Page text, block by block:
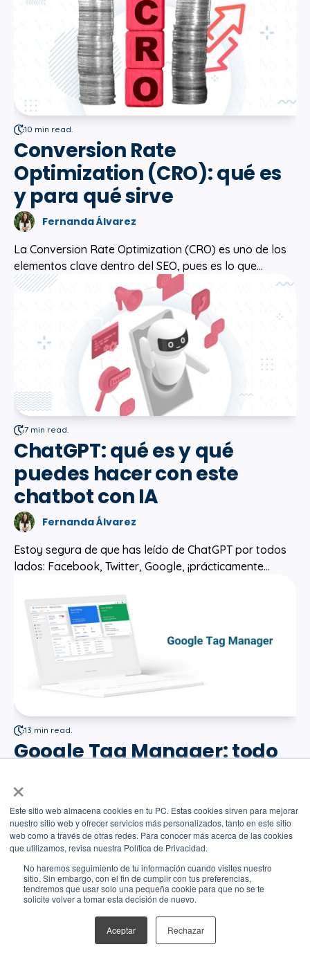
×
Este sitio web almacena cookies en tu PC. Estas cookies sirven para mejorar
nuestro sitio web y ofrecer servicios más personalizados, tanto en este sitio
web como a través de otras redes. Para conocer más acerca de las cookies
que utilizamos, revisa nuestra Política de Privacidad.
No haremos seguimiento de tu información cuando visites nuestro
sitio. Sin embargo, con el fin de cumplir con tus preferencias,
tendremos que usar solo una pequeña cookie para que no se te
solicite volver a tomar esta decisión de nuevo.
Aceptar Rechazar
10 min read.
Conversion Rate
Optimization (CRO): qué es
y para qué sirve
Fernanda Álvarez
La Conversion Rate Optimization (CRO) es uno de los
elementos clave dentro del SEO, pues es lo que...
7 min read.
ChatGPT: qué es y qué
puedes hacer con este
chatbot con IA
Fernanda Álvarez
Estoy segura de que has leído de ChatGPT por todos
lados: Facebook, Twitter, Google, ¡prácticamente...
13 min read.
Google Tag Manager: todo
Google Tag Manager es una excelente herramienta. Si
no estás familiarizado con ella, probablemente,...